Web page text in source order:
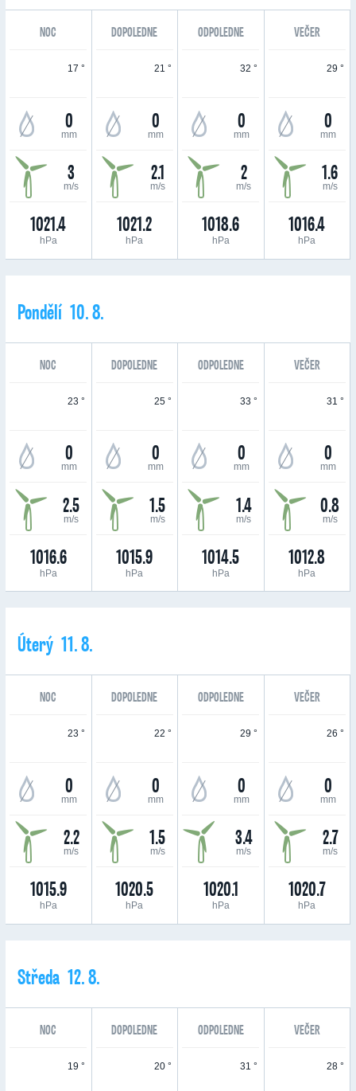
NOC DOPOLEDNE ODPOLEDNE VEČER
17 °
0
mm
3
m/s
1021.4
hPa
21 °
0
mm
2.1
m/s
1021.2
hPa
32 °
0
mm
2
m/s
1018.6
hPa
29 °
0
mm
1.6
m/s
1016.4
hPa
Pondělí 10. 8.
NOC DOPOLEDNE ODPOLEDNE VEČER
23 °
0
mm
2.5
m/s
1016.6
hPa
25 °
0
mm
1.5
m/s
1015.9
hPa
33 °
0
mm
1.4
m/s
1014.5
hPa
31 °
0
mm
0.8
m/s
1012.8
hPa
Úterý 11. 8.
NOC DOPOLEDNE ODPOLEDNE VEČER
23 °
0
mm
2.2
m/s
1015.9
hPa
22 °
0
mm
1.5
m/s
1020.5
hPa
29 °
0
mm
3.4
m/s
1020.1
hPa
26 °
0
mm
2.7
m/s
1020.7
hPa
Středa 12. 8.
NOC DOPOLEDNE ODPOLEDNE VEČER
19 ° 20 ° 31 ° 28 °